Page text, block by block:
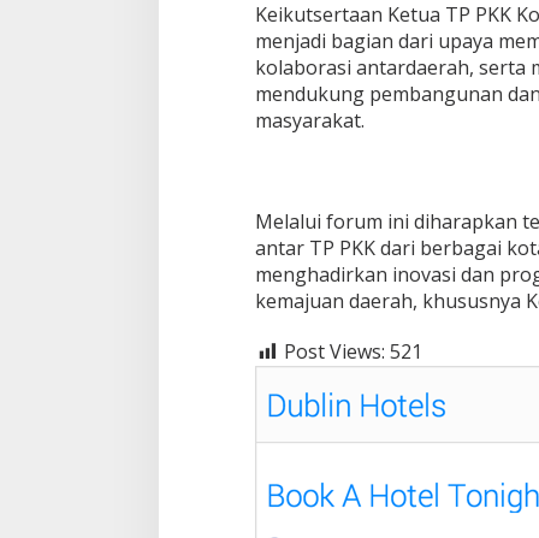
Keikutsertaan Ketua TP PKK
menjadi bagian dari upaya
kolaborasi antardaerah, serta
mendukung pembangunan
masyarakat.
Melalui forum ini diharapkan
antar TP PKK dari berbagai
menghadirkan inovasi dan
kemajuan daerah, khususnya
Post Views: 521